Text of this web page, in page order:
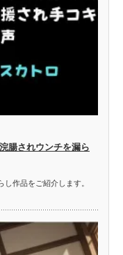
腸されウンチを漏ら
作品をご紹介します。